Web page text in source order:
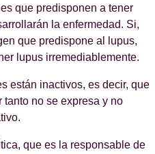
que predisponen a tener
la enfermedad. Si,
que predispone al lupus,
lupus irremediablemente.
están inactivos, es decir, que
tanto no se expresa y no
que es la responsable de